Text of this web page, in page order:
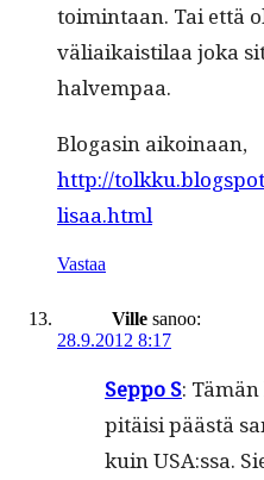
toim­intaan. Tai että
väli­aikaisti­laa joka
halvempaa.
Blo­gasin aikoinaan,
http://
lisaa.html
Vastaa
Ville sanoo:
28.9.2012 8:17
Sep­po S:
pitäisi päästä
kuin USA:ssa.